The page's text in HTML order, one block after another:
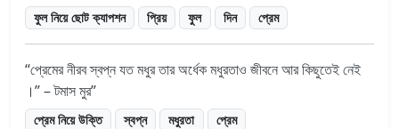
ফুল নিয়ে ছোট ক্যাপশন প্রিয় ফুল দিন প্রেম
প্রেমের নীরব স্বপ্ন যত মধুর তার অর্ধেক মধুরতাও জীবনে আর কিছুতেই নেই
।” – টমাস মুর
প্রেম নিয়ে উক্তি স্বপ্ন মধুরতা প্রেম